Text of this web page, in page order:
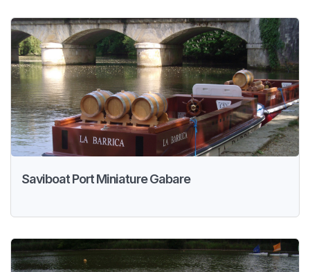
Saviboat Port Miniature Gabare